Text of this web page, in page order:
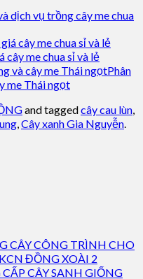
dịch vụ trồng cây me chua
cây me chua sỉ và lẻ
Phân
me Thái ngọt
and taggedcây cau lùn,
,Cây xanh Gia Nguyễn.
CÂY CÔNG TRÌNH CHO
ĐỒNG XOÀI 2
CÂY SANH GIỐNG